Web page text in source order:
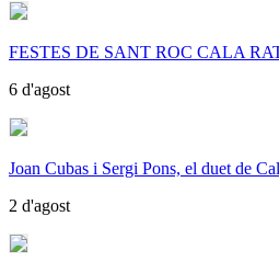
FESTES DE SANT ROC CALA
6 d'agost
Joan Cubas i Sergi Pons, el duet de
2 d'agost